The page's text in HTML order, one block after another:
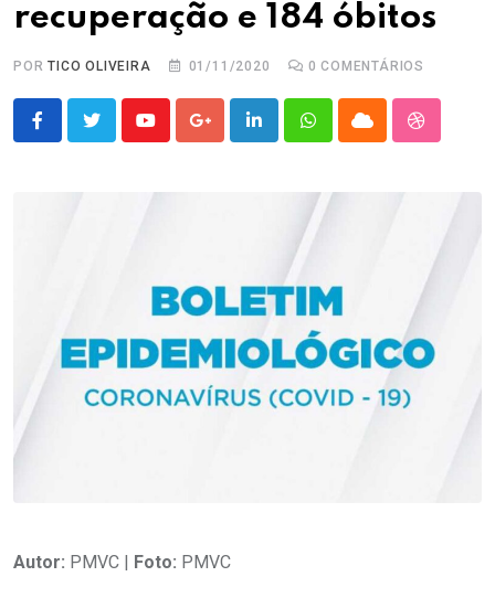
recuperação e 184 óbitos
PORTICO OLIVEIRA 01/11/2020 0 COMENTÁRIOS
YoutubeGoogle+LinkedInWhatsappCloud
Autor: PMVC | Foto: PMVC